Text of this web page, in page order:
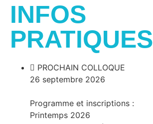
INFOS
PRATIQUES
PROCHAIN COLLOQUE
26 septembre 2026
Programme et inscriptions :
Printemps 2026